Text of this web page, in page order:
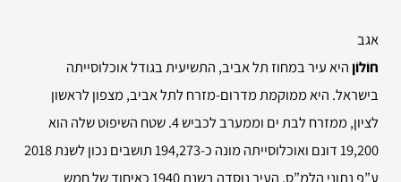
אגב
חוֹלוֹןהיא עיר במחוז תל אביב, התשיעית בגודל אוכלוסייתה
בישראל. היא ממוקמת מדרום-מזרח לתל אביב, מצפון לראשון
לציון, ממזרח לבת ים וממערב לכביש 4. שטח השיפוט שלה הוא
19,200 דונם ואוכלוסייתה מונה כ-194,273 תושבים נכון לשנת 2018
ע”פ נתוני הלמ”ס
. העיר נוסדה בשנת 1940 כאיחוד של חמש